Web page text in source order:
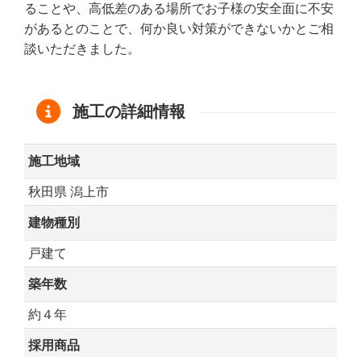
ることや、高低差のある場所でお子様の安全面に不安
があるとのことで、何か良い対策ができないかとご相
談いただきました。
施工の詳細情報
施工地域
秋田県 潟上市
建物種別
戸建て
築年数
約４年
採用商品